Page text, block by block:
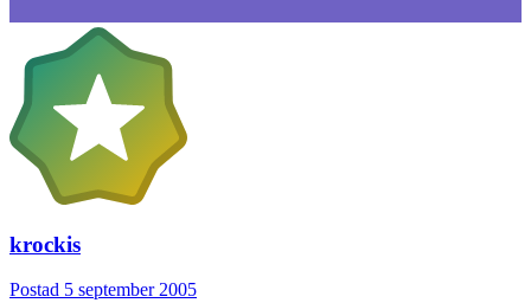
krockis
Postad 5 september 2005